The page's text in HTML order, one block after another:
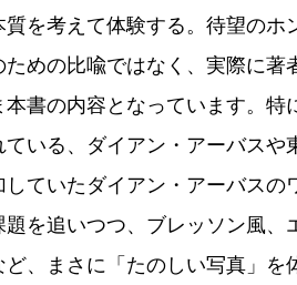
質を考えて体験する。待望の
ための比喩ではなく、実際に
本書の内容となっています。
ている、ダイアン・アーバス
していたダイアン・アーバス
題を追いつつ、ブレッソン風
ど、まさに「たのしい写真」